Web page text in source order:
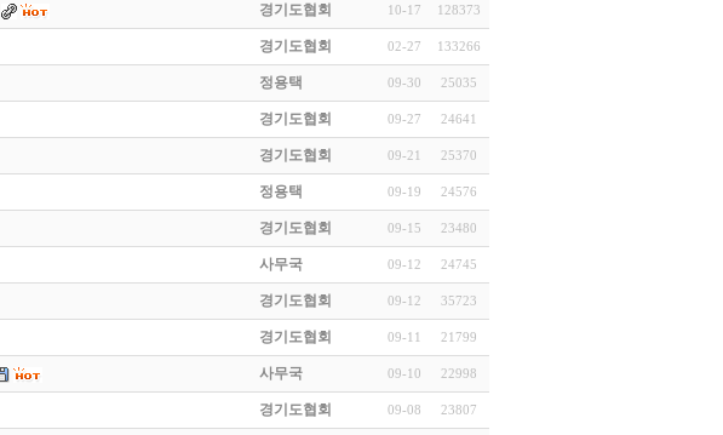
경기도협회 10-17 128373
경기도협회 02-27 133266
정용택 09-30 25035
경기도협회 09-27 24641
경기도협회 09-21 25370
정용택 09-19 24576
경기도협회 09-15 23480
사무국 09-12 24745
경기도협회 09-12 35723
경기도협회 09-11 21799
사무국 09-10 22998
경기도협회 09-08 23807